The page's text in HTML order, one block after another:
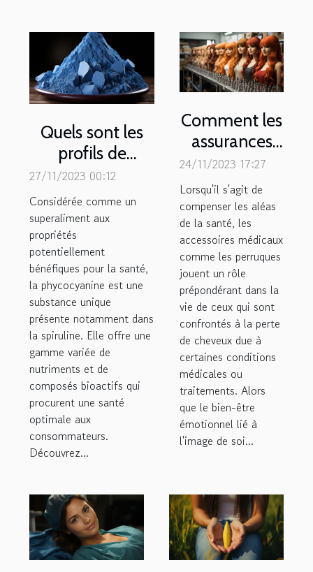
Quels sont les
profils de
personnes pour
lesquelles la
consommation
de la
phycocyanine
est
particulièrement
bénéfique ?
27/11/2023 00:12
Considérée comme un
superaliment aux
propriétés
potentiellement
bénéfiques pour la santé,
la phycocyanine est une
substance unique
présente notamment dans
la spiruline. Elle offre une
gamme variée de
nutriments et de
composés bioactifs qui
procurent une santé
optimale aux
consommateurs.
Découvrez...
Comment les
assurances
remboursent-
elles les
accessoires
médicaux tels
que les
perruques ?
24/11/2023 17:27
Lorsqu'il s'agit de
compenser les aléas
de la santé, les
accessoires médicaux
comme les perruques
jouent un rôle
prépondérant dans la
vie de ceux qui sont
confrontés à la perte
de cheveux due à
certaines conditions
médicales ou
traitements. Alors
que le bien-être
émotionnel lié à
l'image de soi...